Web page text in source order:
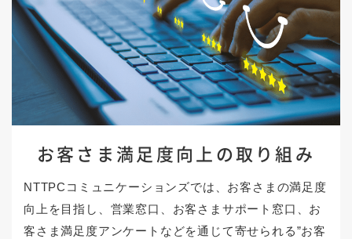
お客さま満足度向上の取り組み
NTTPCコミュニケーションズでは、お客さまの満足度
向上を目指し、営業窓口、お客さまサポート窓口、お
客さま満足度アンケートなどを通じて寄せられる”お客